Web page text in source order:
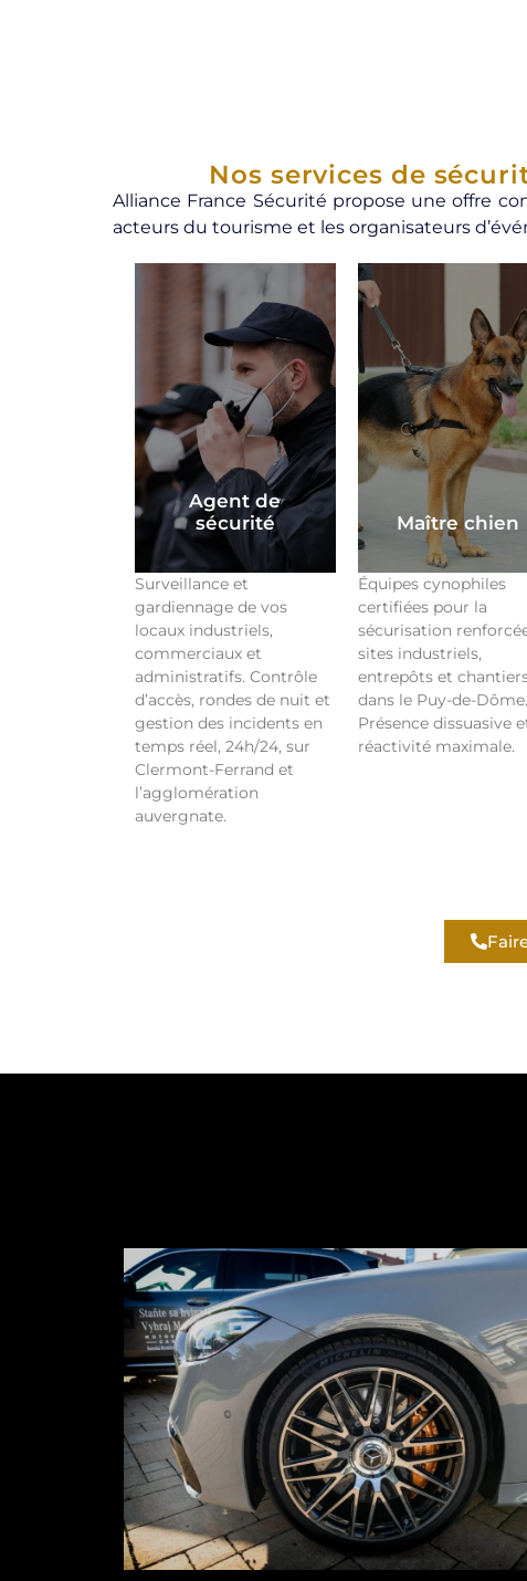
Nos services de
Alliance France Sécurité propose une offre
acteurs du tourisme et les organisateurs
Agent de
sécurité
Surveillance et
gardiennage de vos
locaux industriels,
commerciaux et
administratifs. Contrôle
d’accès, rondes de nuit et
gestion des incidents en
temps réel, 24h/24, sur
Clermont-Ferrand et
l’agglomération
auvergnate.
Maître chien
Équipes cynophiles
certifiées pour la
sécurisation
sites industriels,
entrepôts et
dans le Puy-de-Dôme.
Présence dissuasive
réactivité maximale.